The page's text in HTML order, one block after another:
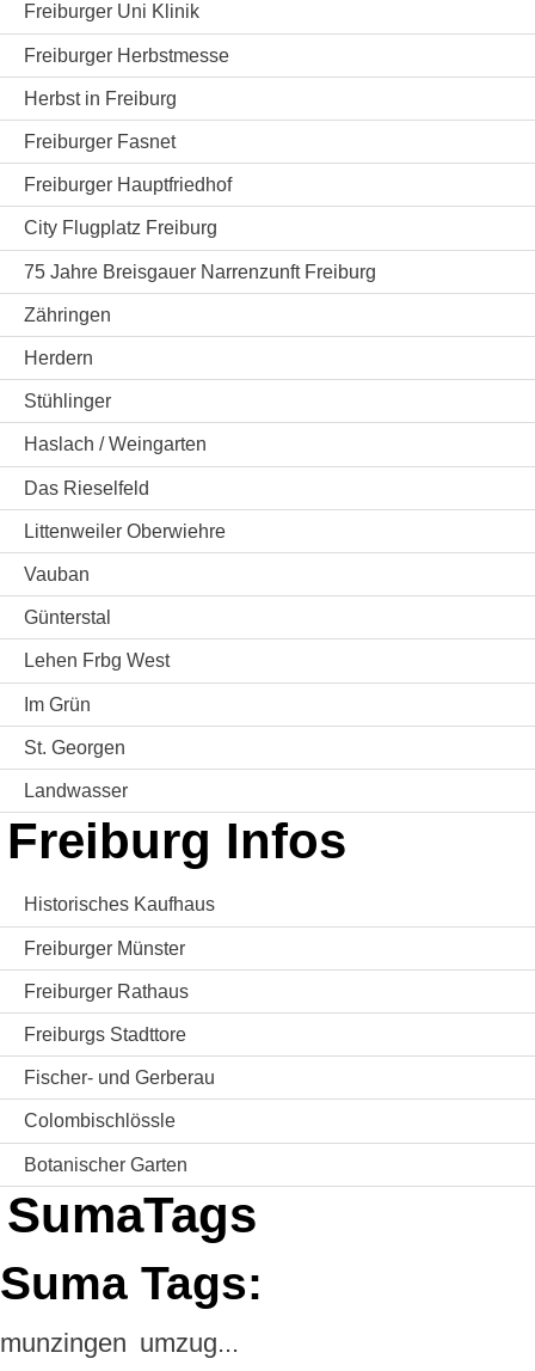
Freiburger Uni Klinik
Freiburger Herbstmesse
Herbst in Freiburg
Freiburger Fasnet
Freiburger Hauptfriedhof
City Flugplatz Freiburg
75 Jahre Breisgauer Narrenzunft Freiburg
Zähringen
Herdern
Stühlinger
Haslach / Weingarten
Das Rieselfeld
Littenweiler Oberwiehre
Vauban
Günterstal
Lehen Frbg West
Im Grün
St. Georgen
Landwasser
Freiburg Infos
Historisches Kaufhaus
Freiburger Münster
Freiburger Rathaus
Freiburgs Stadttore
Fischer- und Gerberau
Colombischlössle
Botanischer Garten
SumaTags
Suma Tags:
munzingen umzug...